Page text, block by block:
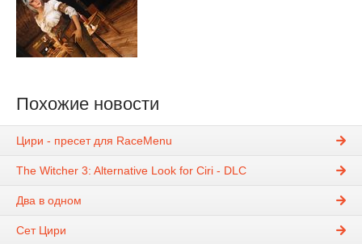
Похожие новости
Цири - пресет для RaceMenu
The Witcher 3: Alternative Look for Ciri - DLC
Два в одном
Сет Цири